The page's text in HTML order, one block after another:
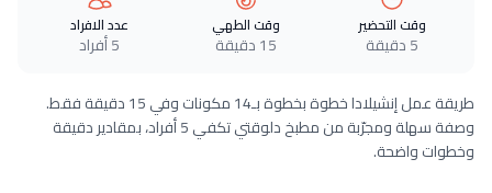
وقت التحضير
5 دقيقة
وقت الطهي
15 دقيقة
عدد الافراد
5 أفراد
طريقة عمل إنشيلادا خطوة بخطوة بـ14 مكونات وفي 15 دقيقة فقط.
وصفة سهلة ومجرّبة من مطبخ دلوقتي تكفي 5 أفراد، بمقادير دقيقة
وخطوات واضحة.